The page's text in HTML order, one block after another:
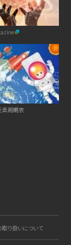
素周期表
り扱いについて